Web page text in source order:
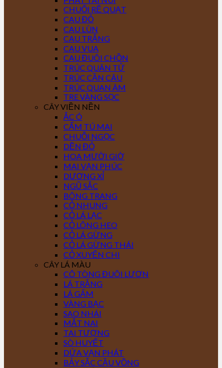
CHUỐI RẼ QUẠT
CAU ĐỎ
CAU LÙN
CAU TRẮNG
CAU VUA
CAU ĐUÔI CHỒN
TRÚC QUÂN TỬ
TRÚC CẦN CÂU
TRÚC QUAN ÂM
TRE VÀNG SỌC
CÂY VIỀN NỀN
ẮC Ó
CẨM TÚ MAI
CHUỖI NGỌC
DỀN ĐỎ
HOA MƯỜI GIỜ
MAI VẠN PHÚC
DƯƠNG XỈ
NGŨ SẮC
BÔNG TRANG
CỎ NHUNG
CỎ LÁ LẠC
CỎ LÔNG HEO
CỎ LÁ GỪNG
CỎ LÁ GỪNG THÁI
CỎ XUYẾN CHI
CÂY LÁ MÀU
CÔ TÒNG ĐUÔI LƯƠN
LÁ TRẮNG
LÁ GẤM
VÀNG BẠC
SAO NHÁI
MẮT NAI
TAI TƯỢNG
SÒ HUYẾT
DỨA VẠN PHÁT
BẢY SẮC CẦU VỒNG